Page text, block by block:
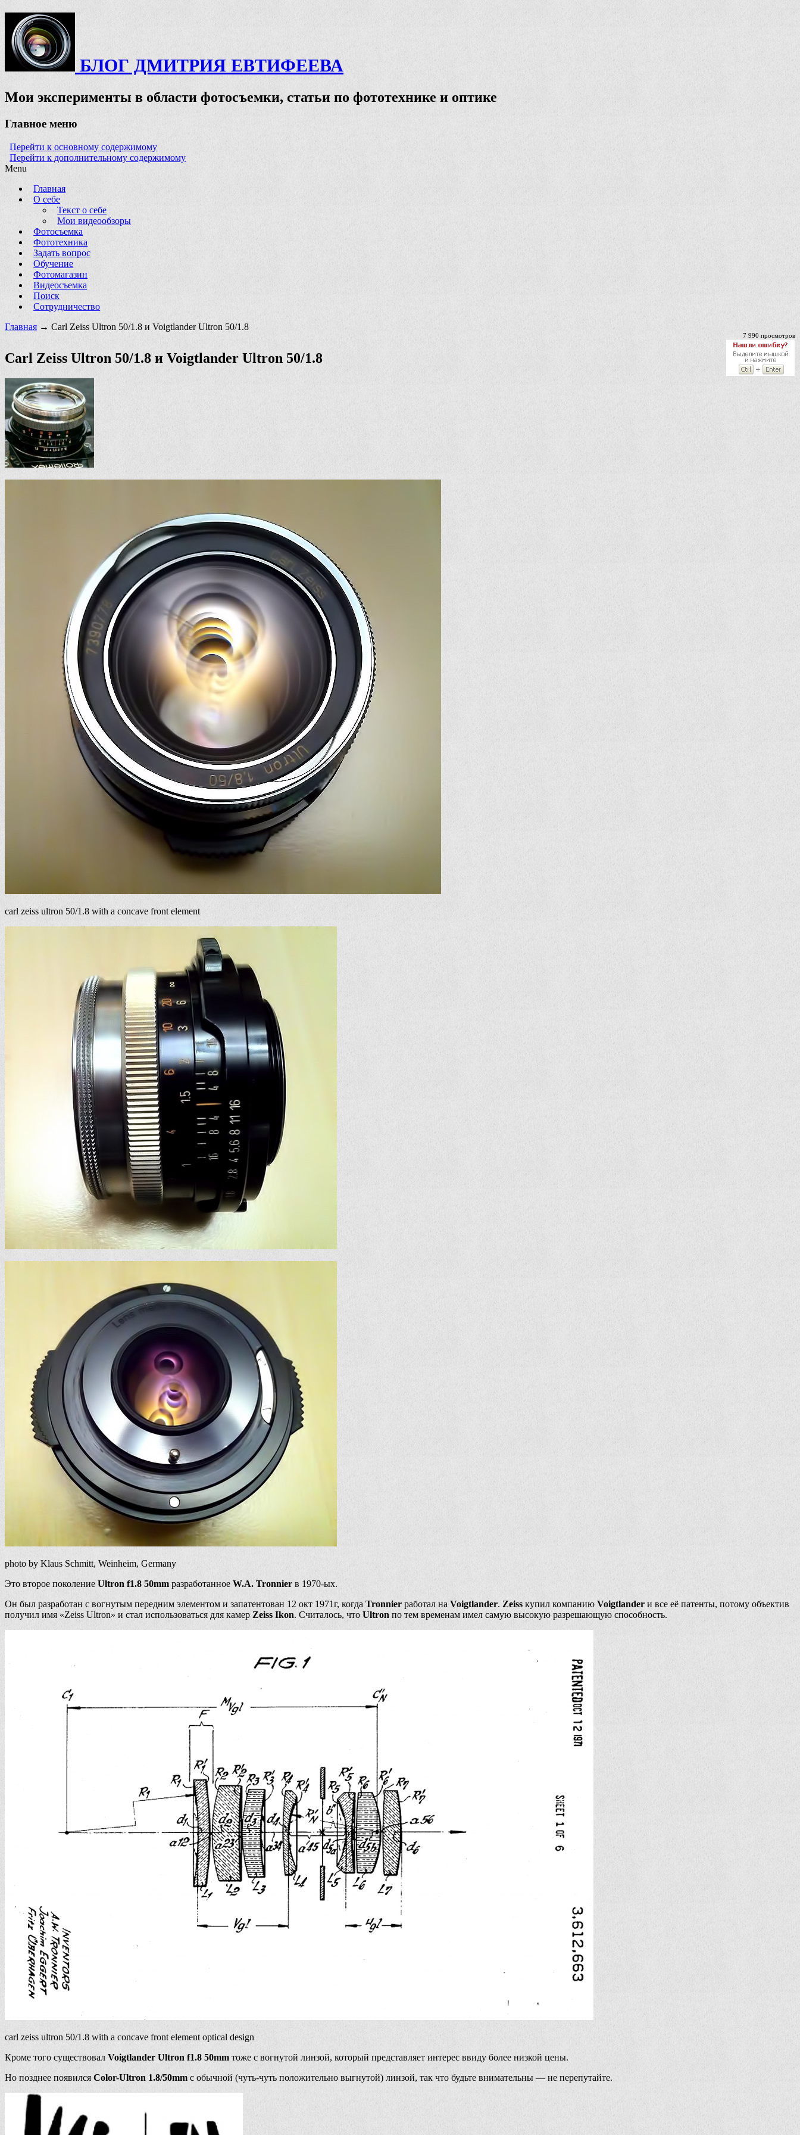
БЛОГ ДМИТРИЯ ЕВТИФЕЕВА
Мои эксперименты в области фотосъемки, статьи по фототехнике и оптике
Главное меню
Перейти к основному содержимому
Перейти к дополнительному содержимому
Menu
Главная
О себе
Текст о себе
Мои видеообзоры
Фотосъемка
Фототехника
Задать вопрос
Обучение
Фотомагазин
Видеосъемка
Поиск
Сотрудничество
Главная → Carl Zeiss Ultron 50/1.8 и Voigtlander Ultron 50/1.8
7 990 просмотров
Carl Zeiss Ultron 50/1.8 и Voigtlander Ultron 50/1.8
carl zeiss ultron 50/1.8 with a concave front element
photo by Klaus Schmitt, Weinheim, Germany
Это второе поколение Ultron f1.8 50mm разработанное W.A. Tronnier в 1970-ых.
Он был разработан с вогнутым передним элементом и запатентован 12 окт 1971г, когда Tronnier работал на Voigtlander. Zeiss купил компанию Voigtlander и все её патенты, потому объектив
получил имя «Zeiss Ultron» и стал использоваться для камер Zeiss Ikon. Считалось, что Ultron по тем временам имел самую высокую разрешающую способность.
carl zeiss ultron 50/1.8 with a concave front element optical design
Кроме того существовал Voigtlander Ultron f1.8 50mm тоже с вогнутой линзой, который представляет интерес ввиду более низкой цены.
Но позднее появился Color-Ultron 1.8/50mm с обычной (чуть-чуть положительно выгнутой) линзой, так что будьте внимательны — не перепутайте.